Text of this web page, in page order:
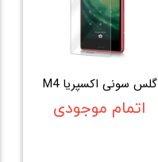
گلس سونی اکسپریا M4
اتمام موجودی